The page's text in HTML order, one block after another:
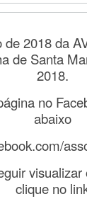
2018 da
de Santa
2018.
no
abaixo
clique no